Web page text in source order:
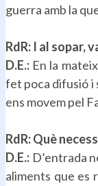
guerra amb la
RdR: I al sopar,
D.E.: En la
fet poca difusió i
ens movem pel
RdR: Què
D.E.: D’entrada
aliments que es